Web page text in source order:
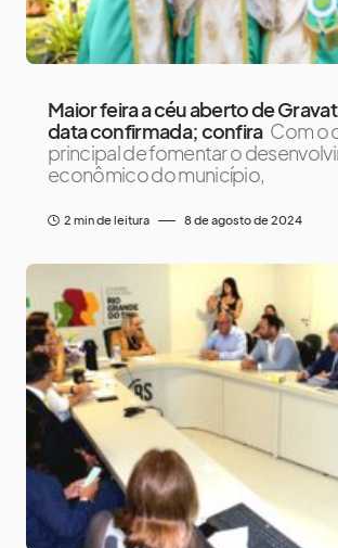
Maior feira a céu aberto de
data confirmada; confira Com o
principal de fomentar o
econômico do município,
2 min de leitura 8 de agosto de 2024